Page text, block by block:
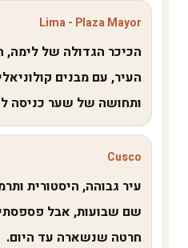
Lima - Plaza Mayor
הכיכר הגדולה של לימה,
העיר, עם מבנים
ותחושה של שער כניסה
Cusco
עיר גבוהה, היסטורית
שם שבועות, אבל
חרטה שנשארה עד היום.